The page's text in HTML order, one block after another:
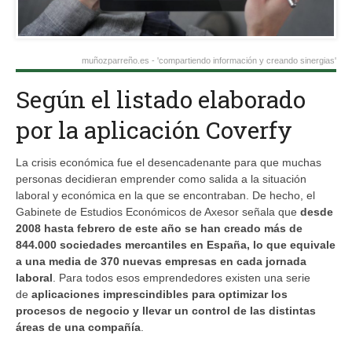
muñozparreño.es - 'compartiendo información y creando sinergias'
Según el listado elaborado
por la aplicación Coverfy
La crisis económica fue el desencadenante para que muchas
personas decidieran emprender como salida a la situación
laboral y económica en la que se encontraban. De hecho, el
Gabinete de Estudios Económicos de Axesor señala que desde
2008 hasta febrero de este año se han creado más de
844.000 sociedades mercantiles en España, lo que equivale
a una media de 370 nuevas empresas en cada jornada
laboral . Para todos esos emprendedores existen una serie
de aplicaciones imprescindibles para optimizar los
procesos de negocio y llevar un control de las distintas
áreas de una compañía